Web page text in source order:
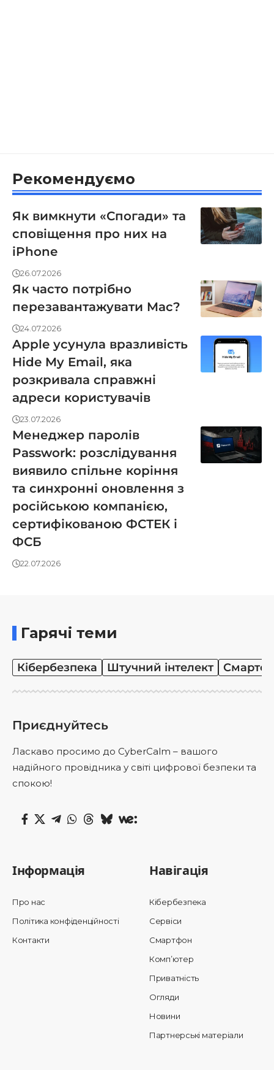
Рекомендуємо
Як вимкнути «Спогади» та
сповіщення про них на
iPhone
26.07.2026
Як часто потрібно
перезавантажувати Mac?
24.07.2026
Apple усунула вразливість
Hide My Email, яка
розкривала справжні
адреси користувачів
23.07.2026
Менеджер паролів
Passwork: розслідування
виявило спільне коріння
та синхронні оновлення з
російською компанією,
сертифікованою ФСТЕК і
ФСБ
22.07.2026
Гарячі теми
Кібербезпека Штучний інтелект
Приєднуйтесь
Ласкаво просимо до CyberCalm – вашого
надійного провідника у світі цифрової безпеки та
спокою!
Інформація
Про нас
Політика конфіденційності
Контакти
Навігація
Кібербезпека
Сервіси
Смартфон
Комп’ютер
Приватність
Огляди
Новини
Партнерські матеріали